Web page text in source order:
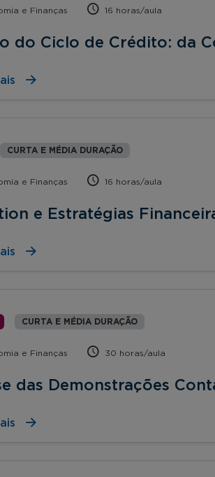
e Finanças 16 horas/aula
do Ciclo de Crédito: da
CURTA E MÉDIA DURAÇÃO
e Finanças 16 horas/aula
e Estratégias
CURTA E MÉDIA DURAÇÃO
e Finanças 30 horas/aula
das Demonstrações